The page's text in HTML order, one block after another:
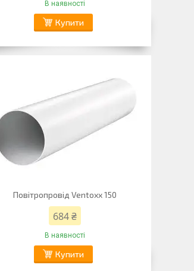
В наявності
Купити
Повітропровід Ventoxx 150
684 ₴
В наявності
Купити